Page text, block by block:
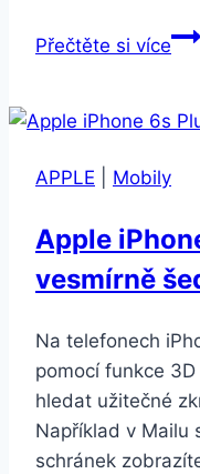
Přečtěte si více
SIM
APPLE Mobily
Apple
vesmírně
Na telefonech
pomocí funkce
hledat užitečné
Například v Mailu
schránek